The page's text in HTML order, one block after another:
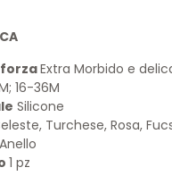
Extra Morbido e
16-36M
Silicone
Turchese, Rosa,
Anello
1 pz